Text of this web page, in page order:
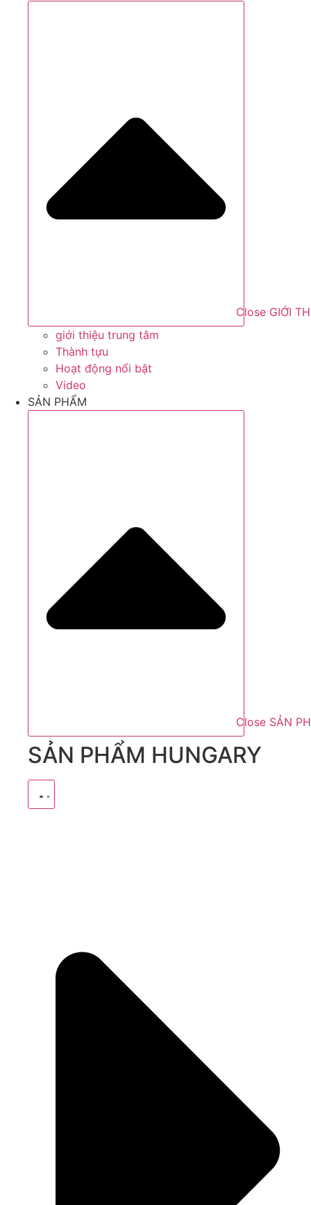
Close GIỚI
giới thiệu trung tâm
Thành tựu
Hoạt động nổi bật
Video
SẢN PHẨM
Close SẢN
SẢN PHẨM HUNGARY